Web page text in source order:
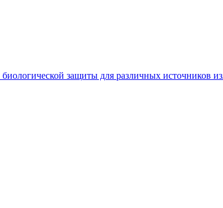
защиты для различных источников